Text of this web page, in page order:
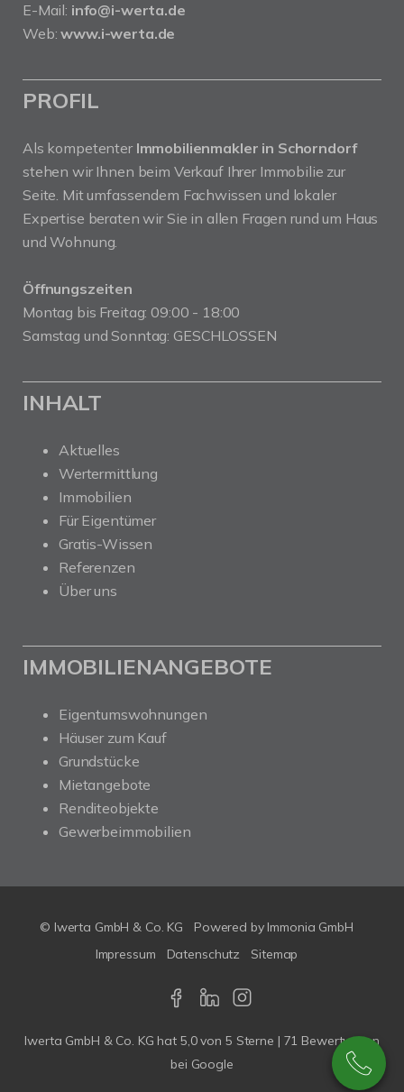
E-Mail: info@i-werta.de
Web:www.i-werta.de
PROFIL
Als kompetenter Immobilienmakler in Schorndorf
stehen wir Ihnen beim Verkauf Ihrer Immobilie zur
Seite. Mit umfassendem Fachwissen und lokaler
Expertise beraten wir Sie in allen Fragen rund um Haus
und Wohnung.
Öffnungszeiten
Montag bis Freitag: 09:00 - 18:00
Samstag und Sonntag: GESCHLOSSEN
INHALT
Aktuelles
Wertermittlung
Immobilien
Für Eigentümer
Gratis-Wissen
Referenzen
Über uns
IMMOBILIENANGEBOTE
Eigentumswohnungen
Häuser zum Kauf
Grundstücke
Mietangebote
Renditeobjekte
Gewerbeimmobilien
© Iwerta GmbH & Co. KG Powered by Immonia GmbH
Impressum
Datenschutz Sitemap
Iwerta GmbH & Co. KG hat 5,0von 5 Sterne | 71 Bewertungen
bei Google